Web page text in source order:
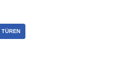
TÜREN